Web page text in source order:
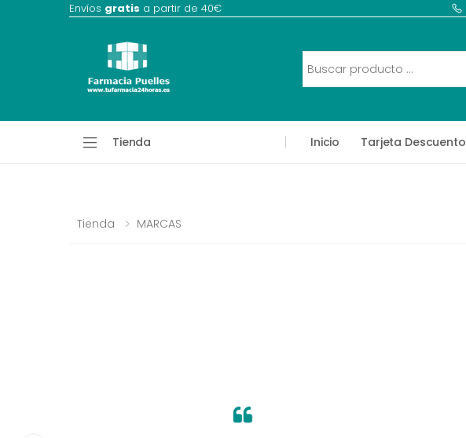
Envíos gratis a partir de 40€
Tienda Inicio Tarjeta Descuento
Tienda MARCAS